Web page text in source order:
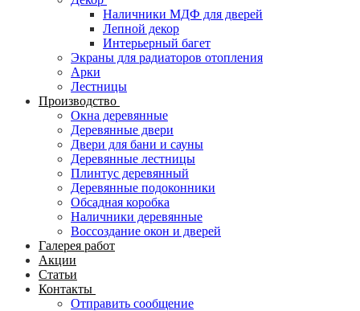
Наличники МДФ для дверей
Лепной декор
Интерьерный багет
Экраны для радиаторов отопления
Арки
Лестницы
Производство
Окна деревянные
Деревянные двери
Двери для бани и сауны
Деревянные лестницы
Плинтус деревянный
Деревянные подоконники
Обсадная коробка
Наличники деревянные
Воссоздание окон и дверей
Галерея работ
Акции
Статьи
Контакты
Отправить сообщение